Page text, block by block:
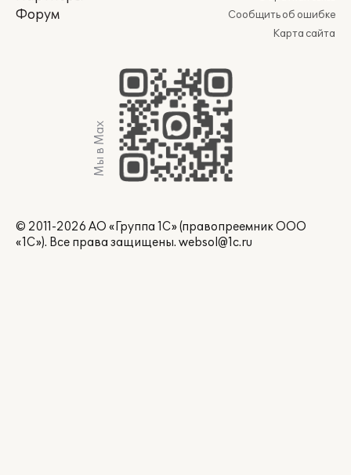
Форум
Сообщить об ошибке
Карта сайта
Мы в Max
© 2011-2026 АО «Группа 1С» (правопреемник ООО
«1С»). Все права защищены. websol@1c.ru